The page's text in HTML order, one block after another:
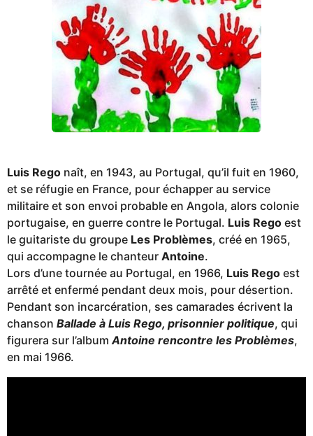
Luis Rego naît, en 1943, au Portugal, qu’il fuit en 1960,
et se réfugie en France, pour échapper au service
militaire et son envoi probable en Angola, alors colonie
portugaise, en guerre contre le Portugal. Luis Rego est
le guitariste du groupe Les Problèmes, créé en 1965,
qui accompagne le chanteur Antoine.
Lors d’une tournée au Portugal, en 1966, Luis Rego est
arrêté et enfermé pendant deux mois, pour désertion.
Pendant son incarcération, ses camarades écrivent la
chanson Ballade à Luis Rego, prisonnier politique, qui
figurera sur l’albumAntoine rencontre les Problèmes,
en mai 1966.